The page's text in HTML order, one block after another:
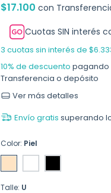
$17.100 con
Cuotas SIN interés
3 cuotas sin interés de
10% de descuento pagando
Transferencia o depósito
Ver más detalles
Envío gratis superando
Color: Piel
Talle: U